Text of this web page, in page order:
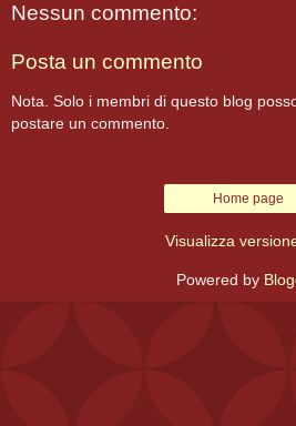
Nessun commento:
Posta un commento
Nota. Solo i membri di questo blog
postare un commento.
Home page
Visualizza
Powered by